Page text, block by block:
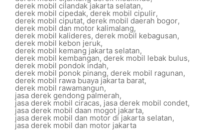
derek mobil cilandak jakarta selatan,
derek mobil cipedak,derek mobil cipulir,
derek mobil ciputat, derek mobil daerah bogor,
derek mobil dan motor kalimalang,
derek mobil kalideres, derek mobil kebagusan,
derek mobil kebon jeruk,
derek mobil kemang jakarta selatan,
derek mobil kembangan, derek mobil lebak bulus,
derek mobil pondok indah,
derek mobil ponok pinang, derek mobil ragunan,
derek mobil rawa buaya jakarta barat,
derek mobil rawamangun,
jasa derek gendong palmerah,
jasa derek mobil ciracas, jasa derek mobil condet,
jasa derek mobil daan mogot jakarta,
jasa derek mobil dan motor di jakarta selatan,
jasa derek mobil dan motor jakarta